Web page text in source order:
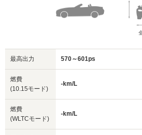
最高出力 570～601ps
燃費
(10.15モード)
-km/L
燃費
(WLTCモード)
-km/L